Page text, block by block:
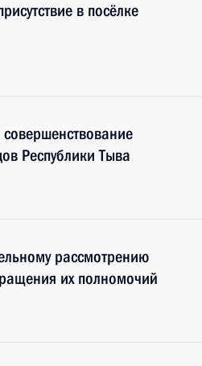
в посёлке
Республики Тыва
рассмотрению
их полномочий